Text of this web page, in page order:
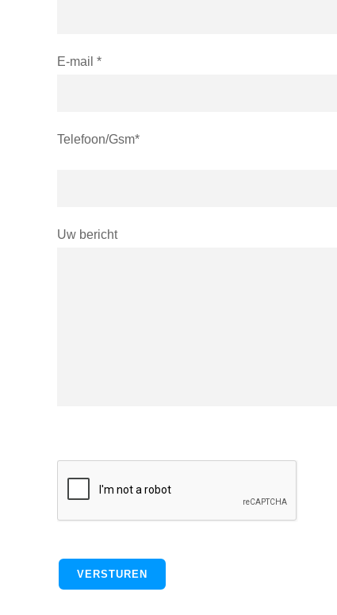
E-mail *
Telefoon/Gsm*
Uw bericht